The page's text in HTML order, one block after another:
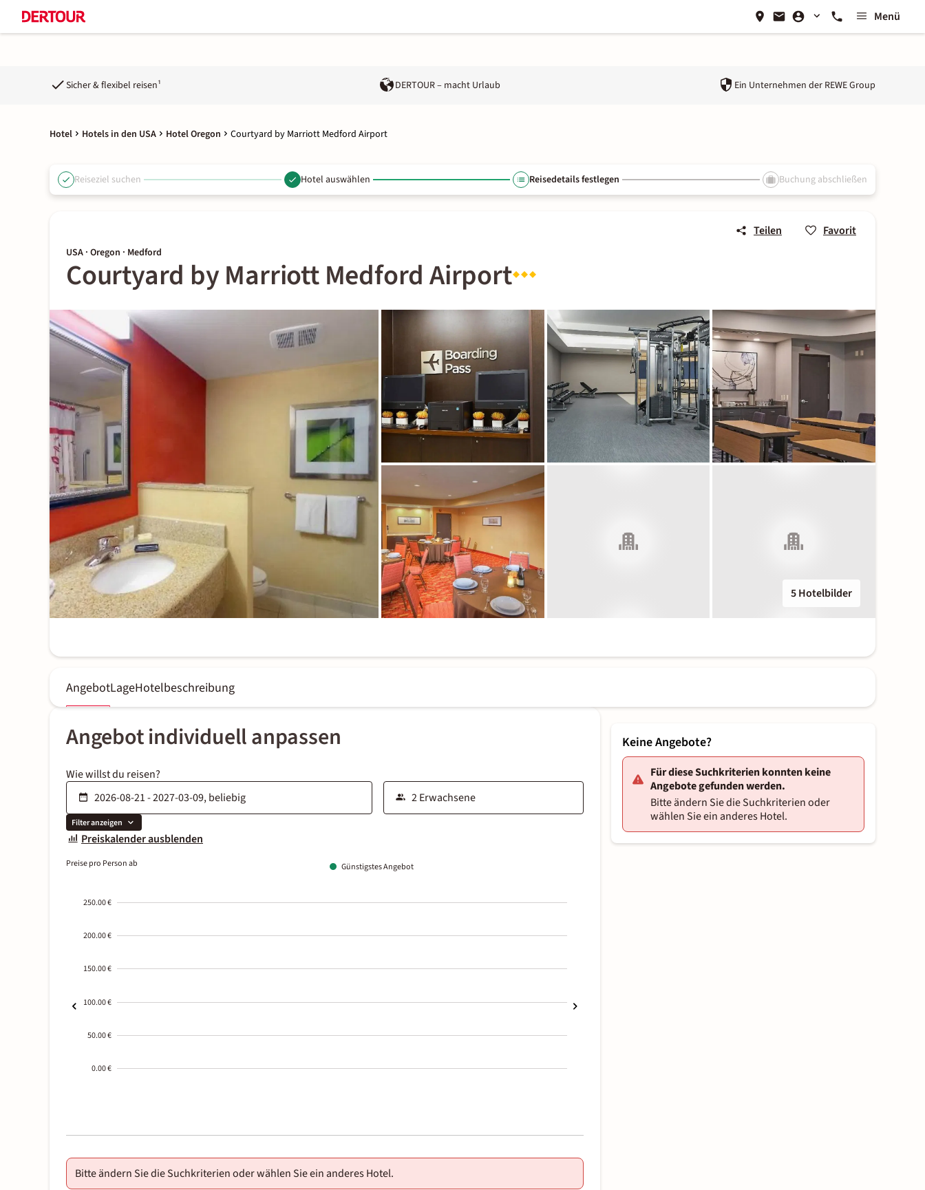
Menü
Sicher & flexibel reisen¹ DERTOUR – macht Urlaub Ein Unternehmen der REWE Group
Hotel Hotels in den USA Hotel Oregon Courtyard by Marriott Medford Airport
Reiseziel suchen Hotel auswählen Reisedetails festlegen Buchung abschließen
Teilen Favorit
USA · Oregon · Medford
Courtyard by Marriott Medford Airport
5 Hotelbilder
AngebotLageHotelbeschreibung
Angebot individuell anpassen
Wie willst du reisen?
Filter anzeigen
Preiskalender ausblenden
Preise pro Person ab Günstigstes Angebot
250.00 €
200.00 €
150.00 €
100.00 €
50.00 €
0.00 €
01-02
Bitte ändern Sie die Suchkriterien oder wählen Sie ein anderes Hotel.
Keine Angebote?
Für diese Suchkriterien konnten keine
Angebote gefunden werden.
Bitte ändern Sie die Suchkriterien oder
wählen Sie ein anderes Hotel.